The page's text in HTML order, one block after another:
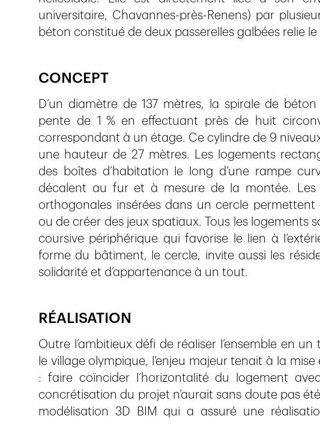
universitaire, Chavannes-près-Renens) par
béton constitué de deux passerelles galbées relie
CONCEPT
D’un diamètre de 137 mètres, la spirale de
pente de 1 % en effectuant près de huit
correspondant à un étage. Ce cylindre de 9
une hauteur de 27 mètres. Les logements
des boîtes d’habitation le long d’une rampe
décalent au fur et à mesure de la montée. Les
orthogonales insérées dans un cercle permettent
ou de créer des jeux spatiaux. Tous les logements
coursive périphérique qui favorise le lien à
forme du bâtiment, le cercle, invite aussi les
solidarité et d’appartenance à un tout.
RÉALISATION
Outre l’ambitieux défi de réaliser l’ensemble en
le village olympique, l’enjeu majeur tenait à la
: faire coïncider l’horizontalité du logement
concrétisation du projet n’aurait sans doute pas été
modélisation 3D BIM qui a assuré une